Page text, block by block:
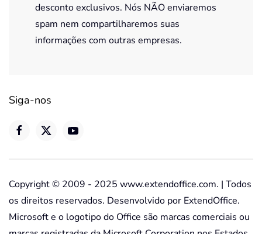
desconto exclusivos. Nós NÃO enviaremos
spam nem compartilharemos suas
informações com outras empresas.
Siga-nos
Copyright © 2009 - 2025 www.extendoffice.com. | Todos
os direitos reservados. Desenvolvido por ExtendOffice.
Microsoft e o logotipo do Office são marcas comerciais ou